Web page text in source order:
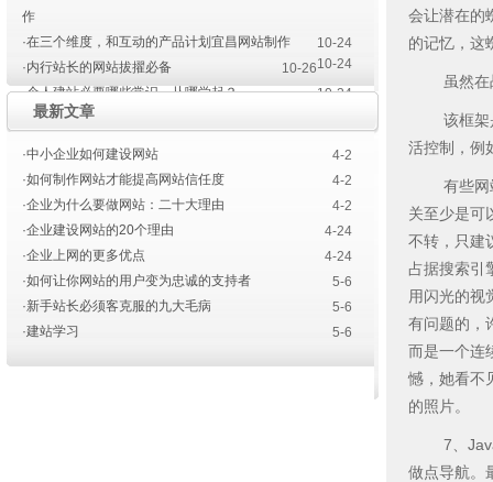
作
10-24
·在三个维度，和互动的产品计划宜昌网站制作
10-24
·内行站长的网站拔擢必备
10-26
·个人建站必要哪些常识，从哪学起？
10-24
·三大主要主力网站建设
·宜昌网站建设色彩的运用
最新文章
·中小企业如何建设网站
4-2
·如何制作网站才能提高网站信任度
4-2
·企业为什么要做网站：二十大理由
4-2
·企业建设网站的20个理由
4-24
·企业上网的更多优点
4-24
·如何让你网站的用户变为忠诚的支持者
5-6
·新手站长必须客克服的九大毛病
5-6
·建站学习
5-6
会让潜在的
的记忆，这
虽然在战
该框架是
活控制，例
有些网站
关至少是可
不转，只建
占据搜索引
用闪光的视
有问题的，
而是一个连
憾，她看不
的照片。
7、
做点导航。